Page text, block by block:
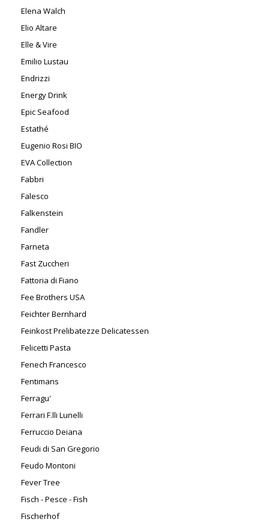
Elena Walch
Elio Altare
Elle & Vire
Emilio Lustau
Endrizzi
Energy Drink
Epic Seafood
Estathé
Eugenio Rosi BIO
EVA Collection
Fabbri
Falesco
Falkenstein
Fandler
Farneta
Fast Zuccheri
Fattoria di Fiano
Fee Brothers USA
Feichter Bernhard
Feinkost Prelibatezze Delicatessen
Felicetti Pasta
Fenech Francesco
Fentimans
Ferragu'
Ferrari F.lli Lunelli
Ferruccio Deiana
Feudi di San Gregorio
Feudo Montoni
Fever Tree
Fisch - Pesce - Fish
Fischerhof